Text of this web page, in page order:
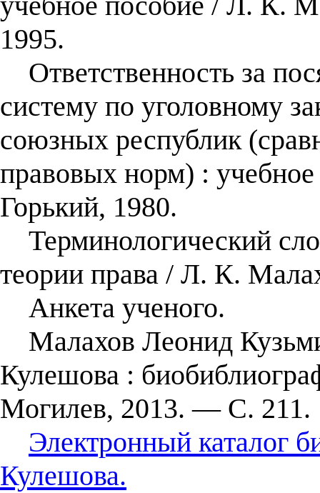
1995.
Ответственность за
систему по уголовному
союзных республик
правовых норм) :
Горький, 1980.
Терминологический
теории права / Л. К.
Анкета ученого.
Малахов Леонид
Кулешова :
Могилев, 2013. — С. 211.
Электронный каталог
Кулешова.